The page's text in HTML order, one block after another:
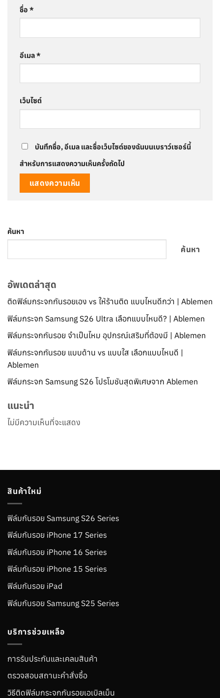
ค้นหา
ค้นหา
อัพเดตล่าสุด
ติดฟิล์มกระจกกันรอยเอง vs ให้ร้านติด แบบไหนดีกว่า | Ablemen
ฟิล์มกระจก Samsung S26 Ultra เลือกแบบไหนดี? | Ablemen
ฟิล์มกระจกกันรอย จำเป็นไหม อุปกรณ์เสริมที่ต้องมี | Ablemen
ฟิล์มกระจกกันรอย แบบด้าน vs แบบใส เลือกแบบไหนดี |
Ablemen
ฟิล์มกระจก Samsung S26 โปรโมชันสุดพิเศษจาก Ablemen
แนะนำ
ไม่มีความเห็นที่จะแสดง
ชื่อ *
อีเมล*
เว็บไซต์
บันทึกชื่อ, อีเมล และชื่อเว็บไซต์ของฉันบนเบราว์เซอร์นี้
สำหรับการแสดงความเห็นครั้งถัดไป
สินค้าใหม่
ฟิล์มกันรอย Samsung S26 Series
ฟิล์มกันรอย iPhone 17 Series
ฟิล์มกันรอย iPhone 16 Series
ฟิล์มกันรอย iPhone 15 Series
ฟิล์มกันรอย iPad
ฟิล์มกันรอย Samsung S25 Series
บริการช่วยเหลือ
การรับประกันและเคลมสินค้า
ตรวจสอบสถานะคำสั่งซื้อ
วิธีติดฟิล์มกระจกกันรอยเอเบิลเม็น